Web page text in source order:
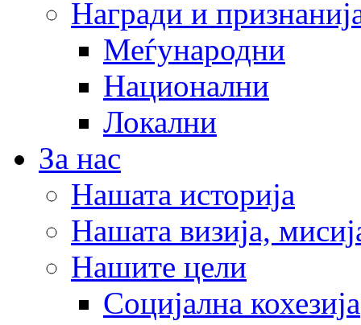
Награди и
Меѓународни
Национални
Локални
За нас
Нашата историја
Нашата визија,
Нашите цели
Социјална кохезија